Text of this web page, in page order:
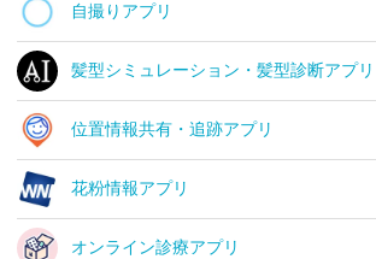
自撮りアプリ
髪型シミュレーション・髪型診断アプリ
位置情報共有・追跡アプリ
花粉情報アプリ
オンライン診療アプリ